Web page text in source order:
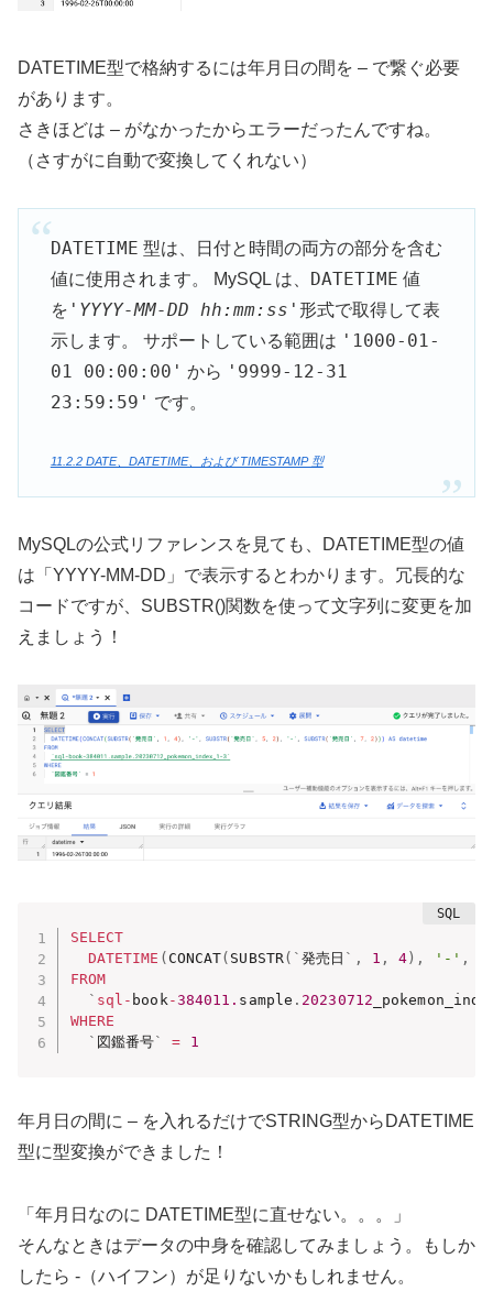
DATETIME型で格納するには年月日の間を – で繋ぐ必要
があります。
さきほどは – がなかったからエラーだったんですね。
（さすがに自動で変換してくれない）
DATETIME 型は、日付と時間の両方の部分を含む
値に使用されます。 MySQL は、
DATETIME 値
を ' YYYY-MM-DD hh:mm:ss ' 形式で取得して表
示します。 サポートしている範囲は '1000-01-
01 00:00:00' から '9999-12-31
23:59:59' です。
11.2.2 DATE、DATETIME、および TIMESTAMP 型
MySQLの公式リファレンスを見ても、DATETIME型の値
は「YYYY-MM-DD」で表示するとわかります。冗長的な
コードですが、SUBSTR()関数を使って文字列に変更を加
えましょう！
SELECT
DATETIME ( CONCAT( SUBSTR( `発売日 ` , 1 , 4 ) , '-' ,
FROM
` sql - book-384011. sample . 20230712
WHERE
` 図鑑番号` = 1
年月日の間に – を入れるだけでSTRING型からDATETIME
型に型変換ができました！
「年月日なのに DATETIME型に直せない。。。」
そんなときはデータの中身を確認してみましょう。もしか
したら -（ハイフン）が足りないかもしれません。